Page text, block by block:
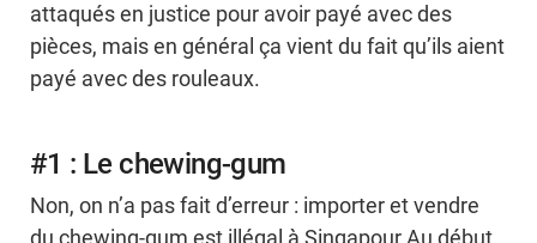
attaqués en justice pour avoir payé avec des
pièces, mais en général ça vient du fait qu’ils aient
payé avec des rouleaux.
#1 : Le chewing-gum
Non, on n’a pas fait d’erreur : importer et vendre
du chewing-gum est illégal à Singapour.Au début